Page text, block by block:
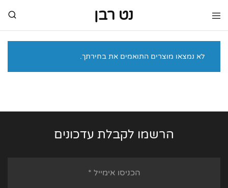
נט רבן
נט
יוקרה
מותגי
לא נמצאו מוצרים התואמים את בחירתך.
הרשמו לקבלת עדכונים